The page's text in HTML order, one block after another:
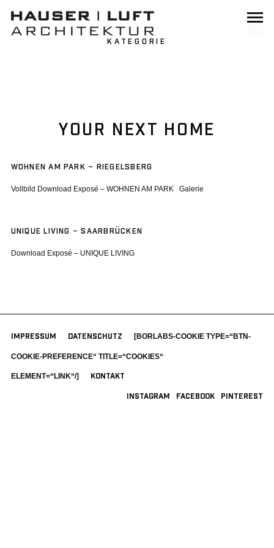
KATEGORIE
YOUR NEXT HOME
WOHNEN AM PARK – RIEGELSBERG
Vollbild Download Exposé – WOHNEN AM PARK Galerie
UNIQUE LIVING – SAARBRÜCKEN
Download Exposé – UNIQUE LIVING
IMPRESSUM DATENSCHUTZ [BORLABS-COOKIE TYPE=“BTN-
COOKIE-PREFERENCE“ TITLE=“COOKIES“
ELEMENT=“LINK“/] KONTAKT
INSTAGRAM FACEBOOK PINTEREST